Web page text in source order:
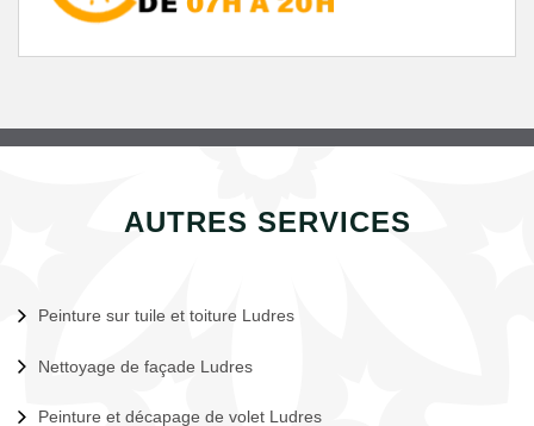
AUTRES SERVICES
Peinture sur tuile et toiture Ludres
Nettoyage de façade Ludres
Peinture et décapage de volet Ludres